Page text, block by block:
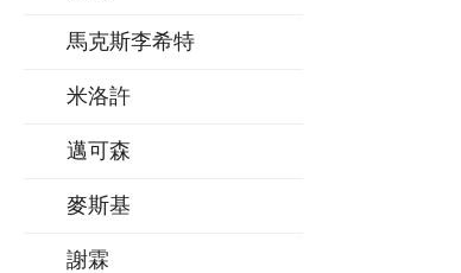
馬克斯李希特
米洛許
邁可森
麥斯基
謝霖